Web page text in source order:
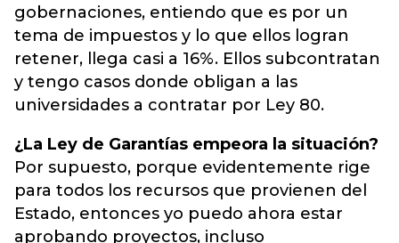
gobernaciones, entiendo que es por un
tema de impuestos y lo que ellos logran
retener, llega casi a 16%. Ellos subcontratan
y tengo casos donde obligan a las
universidades a contratar por Ley 80.
¿La Ley de Garantías empeora la situación?
Por supuesto, porque evidentemente rige
para todos los recursos que provienen del
Estado, entonces yo puedo ahora estar
aprobando proyectos, incluso